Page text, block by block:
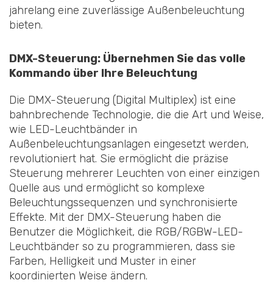
jahrelang eine zuverlässige Außenbeleuchtung
bieten.
DMX-Steuerung: Übernehmen Sie das volle
Kommando über Ihre Beleuchtung
Die DMX-Steuerung (Digital Multiplex) ist eine
bahnbrechende Technologie, die die Art und Weise,
wie LED-Leuchtbänder in
Außenbeleuchtungsanlagen eingesetzt werden,
revolutioniert hat. Sie ermöglicht die präzise
Steuerung mehrerer Leuchten von einer einzigen
Quelle aus und ermöglicht so komplexe
Beleuchtungssequenzen und synchronisierte
Effekte. Mit der DMX-Steuerung haben die
Benutzer die Möglichkeit, die RGB/RGBW-LED-
Leuchtbänder so zu programmieren, dass sie
Farben, Helligkeit und Muster in einer
koordinierten Weise ändern.